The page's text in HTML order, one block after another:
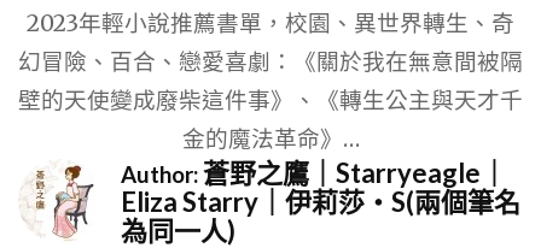
2023年輕小說推薦書單，校園、異世界轉生、奇
幻冒險、百合、戀愛喜劇：《關於我在無意間被隔
壁的天使變成廢柴這件事》、《轉生公主與天才千
金的魔法革命》…
Author:蒼野之鷹｜Starryeagle｜
Eliza Starry｜伊莉莎・S(兩個筆名
為同一人)